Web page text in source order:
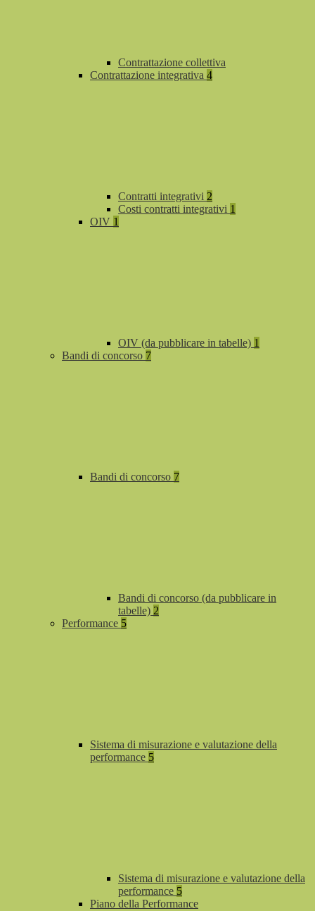
Contrattazione collettiva
Contrattazione integrativa 4
Contratti integrativi 2
Costi contratti integrativi 1
OIV 1
OIV (da pubblicare in tabelle) 1
Bandi di concorso 7
Bandi di concorso 7
Bandi di concorso (da pubblicare in
tabelle) 2
Performance 5
Sistema di misurazione e valutazione della
performance 5
Sistema di misurazione e valutazione della
performance 5
Piano della Performance